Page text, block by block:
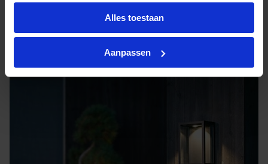
Alles toestaan
Aanpassen
armatuur met lange levensduur (>50.000
branduren) en een lage lichtterugval (L90B10)? Kies
dan voor de Fagernes LED opbouw.